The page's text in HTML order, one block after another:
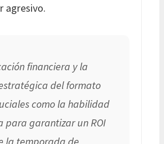
agresivo.
financiera y la
del formato
como la habilidad
para garantizar un ROI
la temporada de